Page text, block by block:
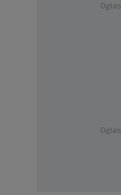
Oglas
Oglas